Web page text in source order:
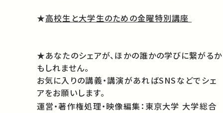
★高校生と大学生のための金曜特別講座
★あなたのシェアが、ほかの誰かの学びに繋がるか
もしれません。
お気に入りの講義・講演があればSNSなどでシェ
アをお願いします。
運営・著作権処理・映像編集：東京大学 大学総合